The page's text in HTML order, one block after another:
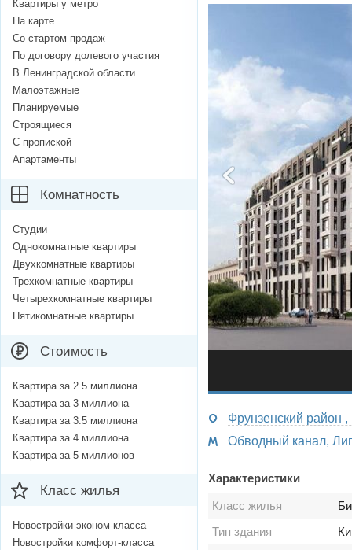
Характеристики
Класс жилья
Тип здания
Квартиры у метро
На карте
Со стартом продаж
По договору долевого участия
В Ленинградской области
Малоэтажные
Планируемые
Строящиеся
С пропиской
Апартаменты
Комнатность
Студии
Однокомнатные квартиры
Двухкомнатные квартиры
Трехкомнатные квартиры
Четырехкомнатные квартиры
Пятикомнатные квартиры
Стоимость
Квартира за 2.5 миллиона
Квартира за 3 миллиона
Квартира за 3.5 миллиона
Квартира за 4 миллиона
Квартира за 5 миллионов
Класс жилья
Новостройки эконом-класса
Новостройки комфорт-класса